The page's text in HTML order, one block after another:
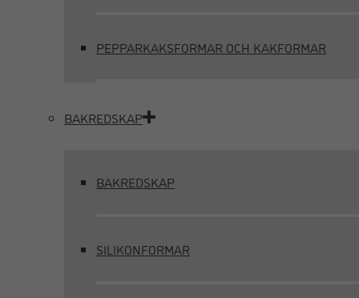
PEPPARKAKSFORMAR OCH KAKFORMAR
BAKREDSKAP
BAKREDSKAP
SILIKONFORMAR